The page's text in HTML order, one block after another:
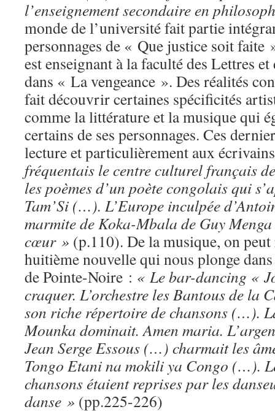
l’enseignement secondaire en
monde de l’université fait partie
personnages de « Que justice soit faite
est enseignant à la faculté des Lettres
dans « La vengeance ». Des réalités
fait découvrir certaines spécificités
comme la littérature et la musique qui
certains de ses personnages. Ces
lecture et particulièrement aux
fréquentais le centre culturel français
les poèmes d’un poète congolais qui
Tam’Si (…). L’Europe inculpée
marmite de Koka-Mbala de Guy
cœur » (p.110). De la musique, on
huitième nouvelle qui nous plonge
de Pointe-Noire : « Le bar-dancing «
craquer. L’orchestre les Bantous de
son riche répertoire de chansons (…).
Mounka dominait. Amen maria.
Jean Serge Essous (…) charmait les
Tongo Etani na mokili ya Congo (…).
chansons étaient reprises par les
danse » (pp.225-226)